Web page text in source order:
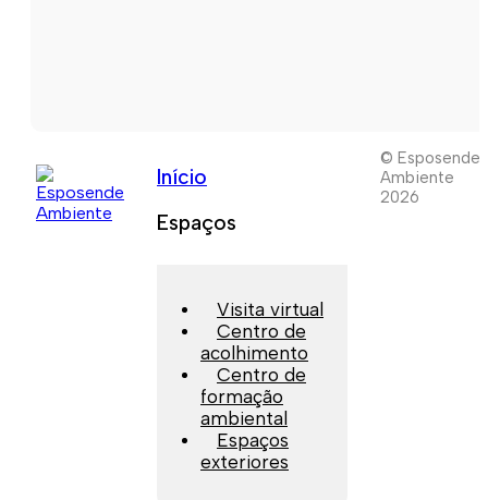
Início
Espaços
Visita virtual
Centro de
acolhimento
Centro de
formação
ambiental
Espaços
exteriores
© Esposende
Ambiente
2026